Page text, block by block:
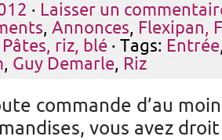
· Laisser un
, Annonces, Flexipan,
Pâtes, riz, blé · Tags: Entrée
, Guy Demarle, Riz
commande d’au
vous avez